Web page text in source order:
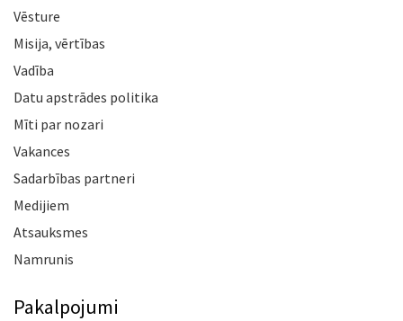
Vēsture
Misija, vērtības
Vadība
Datu apstrādes politika
Mīti par nozari
Vakances
Sadarbības partneri
Medijiem
Atsauksmes
Namrunis
Pakalpojumi